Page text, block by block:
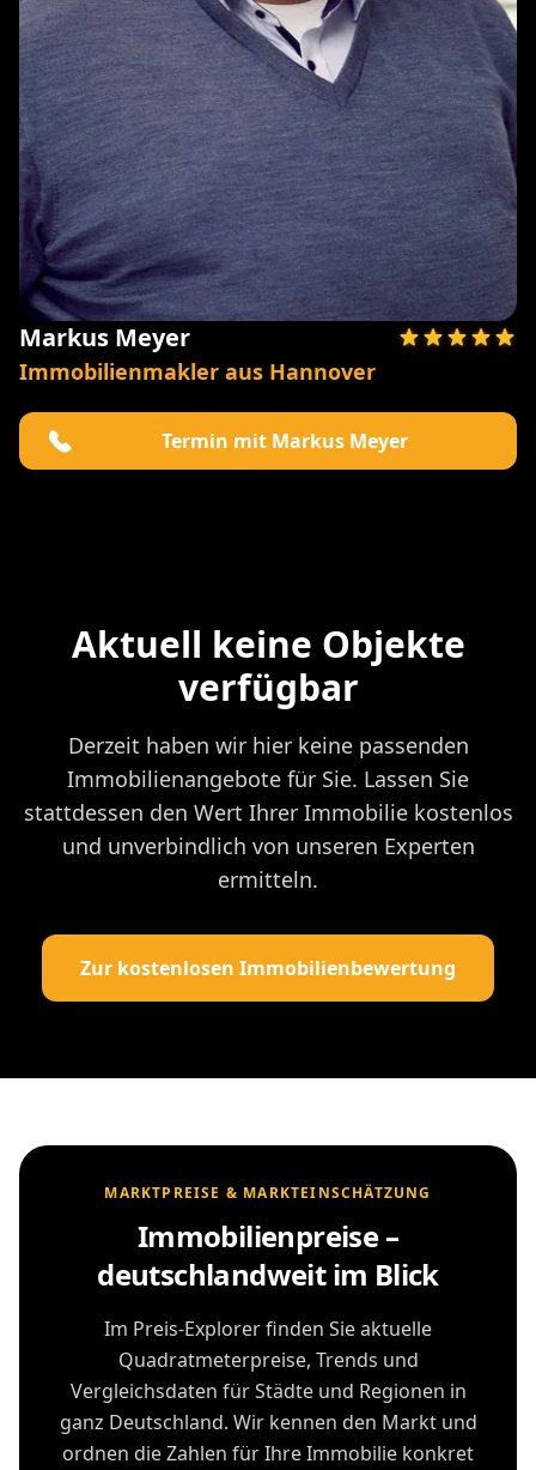
Markus Meyer
Immobilienmakler aus Hannover
Termin mit Markus Meyer
Aktuell keine Objekte
verfügbar
Derzeit haben wir hier keine passenden
Immobilienangebote für Sie. Lassen Sie
stattdessen den Wert Ihrer Immobilie kostenlos
und unverbindlich von unseren Experten
ermitteln.
Zur kostenlosen Immobilienbewertung
MARKTPREISE & MARKTEINSCHÄTZUNG
Immobilienpreise –
deutschlandweit im Blick
Im Preis-Explorer finden Sie aktuelle
Quadratmeterpreise, Trends und
Vergleichsdaten für Städte und Regionen in
ganz Deutschland. Wir kennen den Markt und
ordnen die Zahlen für Ihre Immobilie konkret